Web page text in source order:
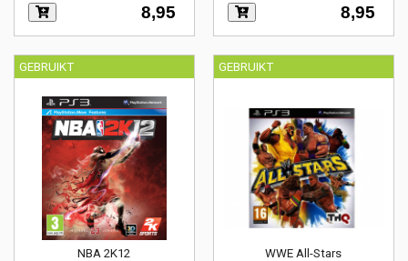
8,95 8,95
GEBRUIKT
NBA 2K12
GEBRUIKT
WWE All-Stars